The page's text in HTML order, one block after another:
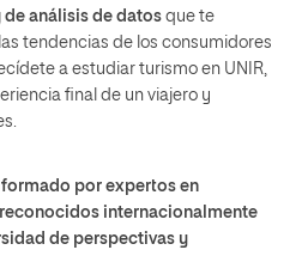
análisis de datos que te
tendencias de los consumidores
a estudiar turismo en UNIR,
final de un viajero y
por expertos en
internacionalmente
de perspectivas y